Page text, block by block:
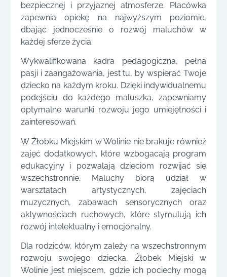
bezpiecznej i przyjaznej atmosferze. Placówka
zapewnia opiekę na najwyższym poziomie,
dbając jednocześnie o rozwój maluchów w
każdej sferze życia.
Wykwalifikowana kadra pedagogiczna, pełna
pasji i zaangażowania, jest tu, by wspierać Twoje
dziecko na każdym kroku. Dzięki indywidualnemu
podejściu do każdego maluszka, zapewniamy
optymalne warunki rozwoju jego umiejętności i
zainteresowań.
W Żłobku Miejskim w Wolinie nie brakuje również
zajęć dodatkowych, które wzbogacają program
edukacyjny i pozwalają dzieciom rozwijać się
wszechstronnie. Maluchy biorą udział w
warsztatach artystycznych, zajęciach
muzycznych, zabawach sensorycznych oraz
aktywnościach ruchowych, które stymulują ich
rozwój intelektualny i emocjonalny.
Dla rodziców, którym zależy na wszechstronnym
rozwoju swojego dziecka, Żłobek Miejski w
Wolinie jest miejscem, gdzie ich pociechy mogą